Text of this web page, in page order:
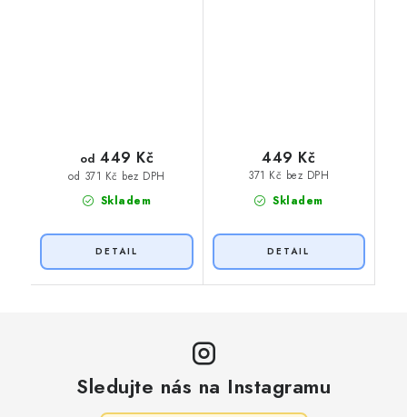
Skladem
od 371 Kč bez DPH
od 449 Kč
Skladem
371 Kč bez DPH
449 Kč
Sledujte nás na Instagramu